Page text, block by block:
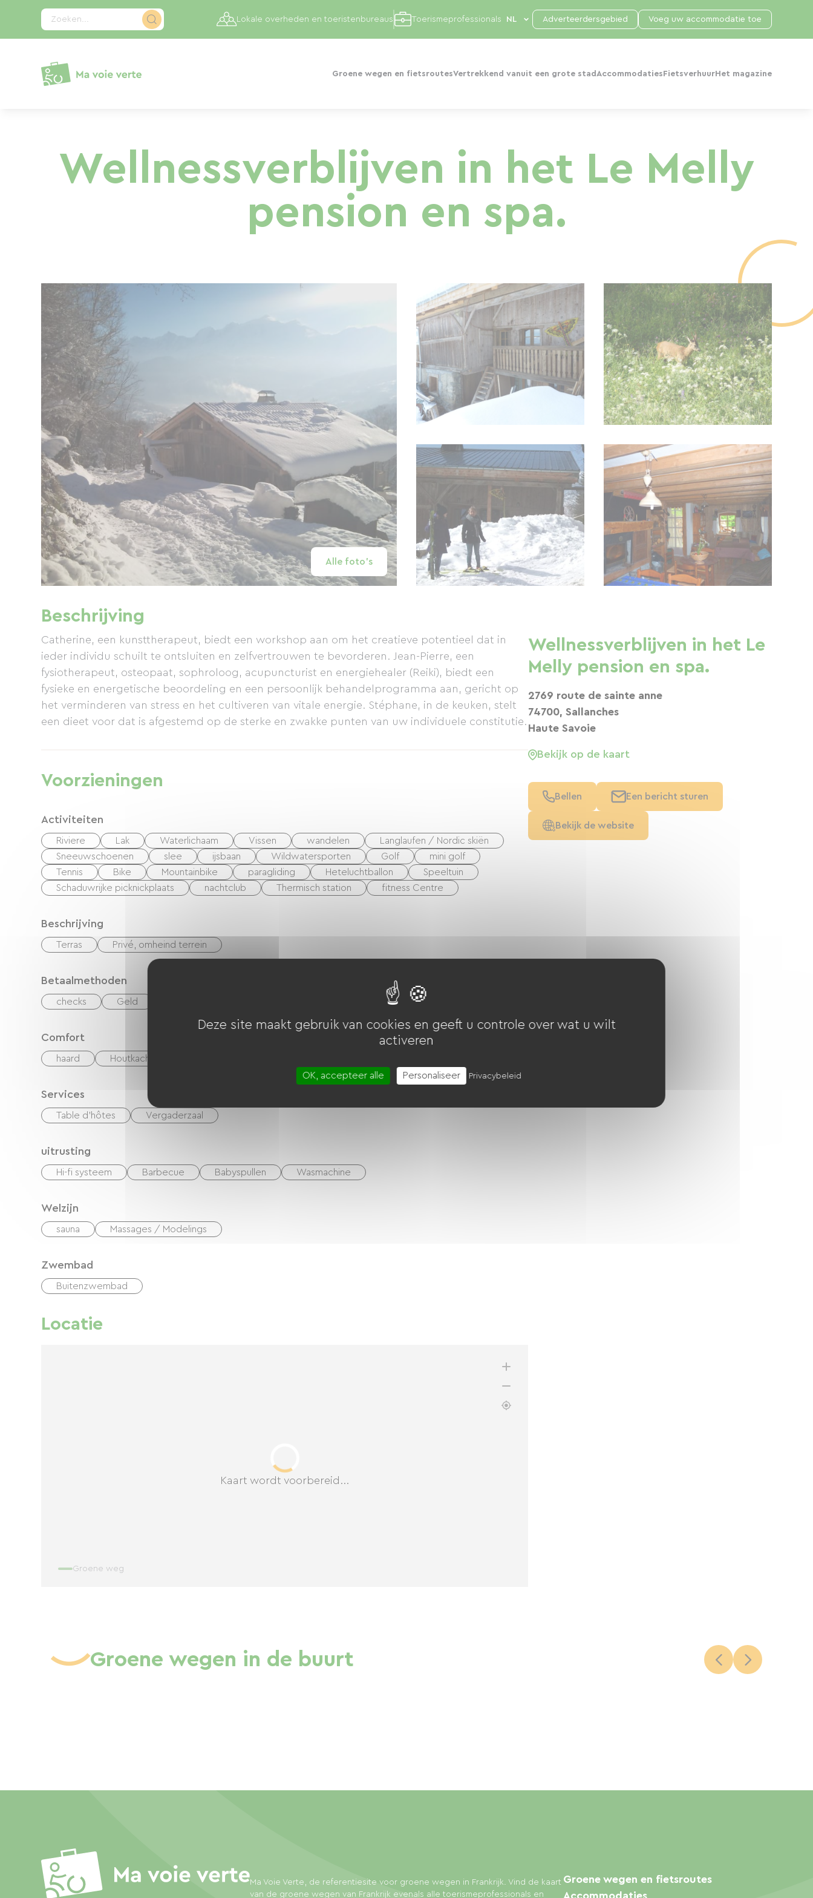
Zoeken...
Groene wegen en fietsroutesVertrekkend vanuit een grote stad Accommodaties Fietsverhuur Het magazine
Lokale overheden en toeristenbureaus Toerismeprofessionals Adverteerdersgebied Voeg uw accommodatie toe
Wellnessverblijven in het Le Melly
pension en spa.
Alle foto's
Beschrijving
Catherine, een kunsttherapeut, biedt een workshop aan om het creatieve potentieel dat in
ieder individu schuilt te ontsluiten en zelfvertrouwen te bevorderen. Jean-Pierre, een
fysiotherapeut, osteopaat, sophroloog, acupuncturist en energiehealer (Reiki), biedt een
fysieke en energetische beoordeling en een persoonlijk behandelprogramma aan, gericht op
het verminderen van stress en het cultiveren van vitale energie. Stéphane, in de keuken, stelt
een dieet voor dat is afgestemd op de sterke en zwakke punten van uw individuele constitutie.
Voorzieningen
Activiteiten
Riviere Lak Waterlichaam Vissen wandelen
Langlaufen / Nordic skiën
Sneeuwschoenen
slee ijsbaan Wildwatersporten Golf
mini golf
Tennis
Bike Mountainbike paragliding Heteluchtballon
Speeltuin
Schaduwrijke picknickplaats
nachtclub Thermisch station fitness Centre
Beschrijving
Terras Privé, omheind terrein
Betaalmethoden
checks Geld
Comfort
haard Houtkachel
Services
Table d'hôtes Vergaderzaal
uitrusting
Hi-fi systeem Barbecue Babyspullen Wasmachine
Welzijn
sauna Massages / Modelings
Zwembad
Buitenzwembad
Locatie
Kaart wordt voorbereid...
Groene weg
Wellnessverblijven in het Le
Melly pension en spa.
2769 route de sainte anne
74700, Sallanches
Haute Savoie
Bekijk op de kaart
Bellen Een bericht sturen
Bekijk de website
Groene wegen in de buurt
Ma Voie Verte, de referentiesite voor groene wegen in Frankrijk. Vind de kaart
van de groene wegen van Frankrijk evenals alle toerismeprofessionals en
Groene wegen en fietsroutes
Accommodaties
Cookies beheer paneel
Deze site maakt gebruik van cookies en geeft u controle over wat u wilt
activeren
OK, accepteer alle Personaliseer Privacybeleid